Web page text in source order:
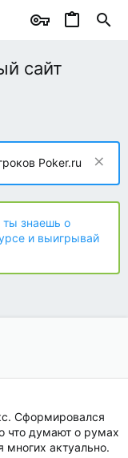
сайт
Poker.ru
ты знаешь о
и выигрывай
Сформировался
что думают о румах
актуально.